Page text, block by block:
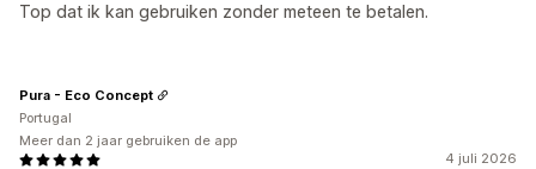
Top dat ik kan gebruiken zonder meteen te betalen.
4 juli 2026
Pura - Eco Concept
Portugal
Meer dan 2 jaar gebruiken de app